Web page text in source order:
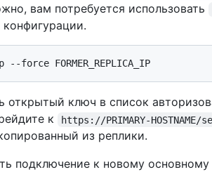
вам потребуется использовать
открытый ключ в список
к
https://PRIMARY-
из реплики.
подключение к новому